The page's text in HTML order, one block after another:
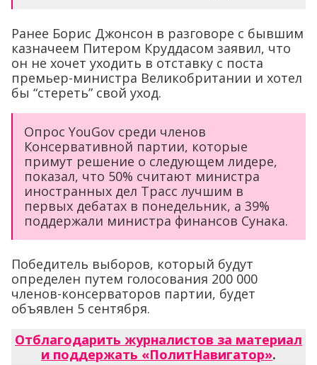
Ранее Борис Джонсон в разговоре с бывшим
казначеем Питером Круддасом заявил, что
он не хочет уходить в отставку с поста
премьер-министра Великобритании и хотел
бы “стереть” свой уход.
Опрос YouGov среди членов
Консервативной партии, которые
примут решение о следующем лидере,
показал, что 50% считают министра
иностранных дел Трасс лучшим в
первых дебатах в понедельник, а 39%
поддержали министра финансов Сунака.
Победитель выборов, который будут
определен путем голосования 200 000
членов-консерваторов партии, будет
объявлен 5 сентября.
Отблагодарить журналистов за материал
и поддержать «ПолитНавигатор».